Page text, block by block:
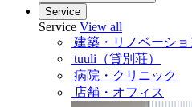
Service
Service View all
建築・リノベーショ
tuuli（貸別荘）
病院・クリニック
店舗・オフィス